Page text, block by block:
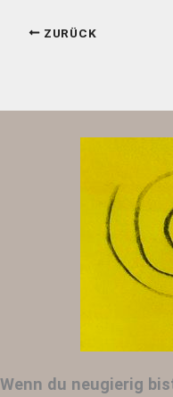
ZURÜCK
Wenn du neugierig